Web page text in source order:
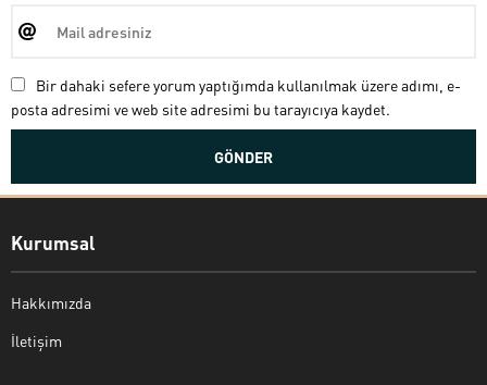
Bir dahaki sefere yorum yaptığımda kullanılmak üzere adımı, e-
posta adresimi ve web site adresimi bu tarayıcıya kaydet.
Kurumsal
Hakkımızda
İletişim